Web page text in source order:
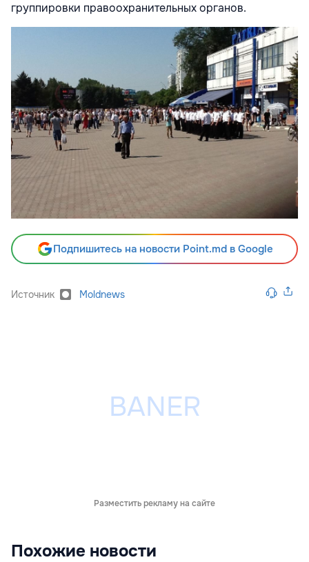
группировки правоохранительных органов.
Подпишитесь на новости Point.md в Google
Источник Moldnews
Разместить рекламу на сайте
Похожие новости